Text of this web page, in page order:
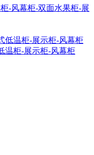
-风幕柜-双面水果柜-展
温柜-展示柜-风幕柜